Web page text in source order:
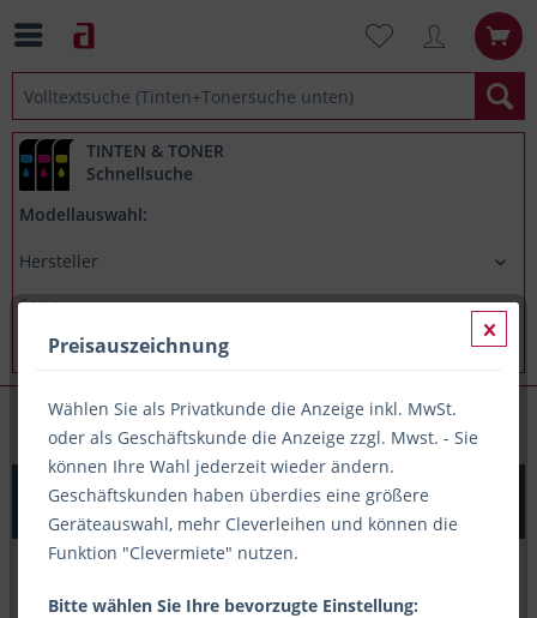
TINTEN & TONER
Schnellsuche
Modellauswahl:
Papieretiketten (A4-Träger)
PRINTATION Papier-Etiketten (B97xH42,3mm) 100xA4 à
12 Eti.
Preisauszeichnung
Wählen Sie als Privatkunde die Anzeige inkl. MwSt.
oder als Geschäftskunde die Anzeige zzgl. Mwst. - Sie
können Ihre Wahl jederzeit wieder ändern.
Geschäftskunden haben überdies eine größere
Geräteauswahl, mehr Cleverleihen und können die
Funktion "Clevermiete" nutzen.
Bitte wählen Sie Ihre bevorzugte Einstellung: